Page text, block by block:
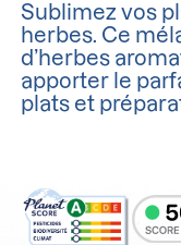
Sublimez vos
herbes. Ce
d’herbes
apporter le
plats et